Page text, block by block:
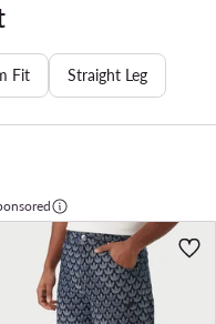
Fit Straight Leg